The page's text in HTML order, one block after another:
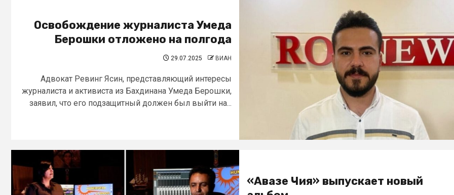
Освобождение журналиста Умеда
Берошки отложено на полгода
29.07.2025 ВИАН
Адвокат Ревинг Ясин, представляющий интересы
журналиста и активиста из Бахдинана Умеда Берошки,
заявил, что его подзащитный должен был выйти на...
«Авазе Чия» выпускает новый